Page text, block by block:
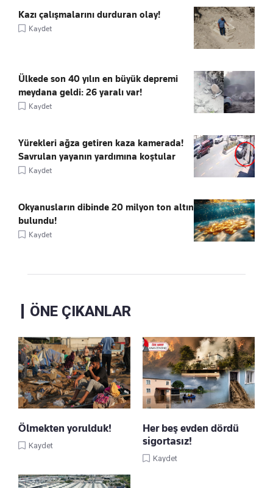
Kazı çalışmalarını durduran olay!
Kaydet
Ülkede son 40 yılın en büyük depremi
meydana geldi: 26 yaralı var!
Kaydet
Yürekleri ağza getiren kaza kamerada!
Savrulan yayanın yardımına koştular
Kaydet
Okyanusların dibinde 20 milyon ton altın
bulundu!
Kaydet
ÖNE ÇIKANLAR
Ölmekten yorulduk!
Kaydet
Her beş evden dördü
sigortasız!
Kaydet